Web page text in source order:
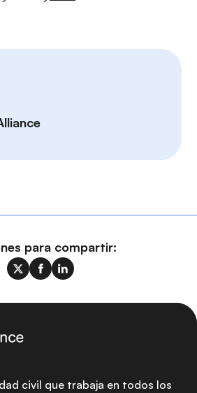
para compartir:
civil que trabaja en todos los